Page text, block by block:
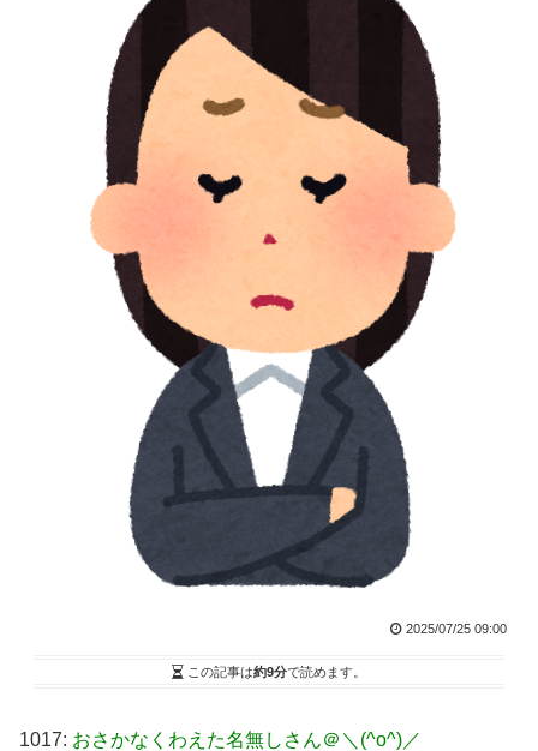
2025/07/25 09:00
この記事は約9分で読めます。
1017: おさかなくわえた名無しさん＠＼(^o^)／